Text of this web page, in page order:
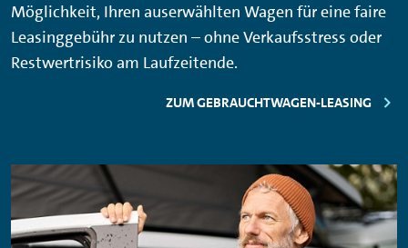
Möglichkeit, Ihren auserwählten Wagen für eine faire
Leasinggebühr zu nutzen – ohne Verkaufsstress oder
Restwertrisiko am Laufzeitende.
ZUM GEBRAUCHTWAGEN-LEASING